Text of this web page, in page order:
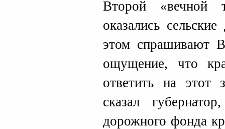
Второй «вечной
оказались
этом спрашивают
ощущение, что
ответить на этот
сказал
дорожного фонда